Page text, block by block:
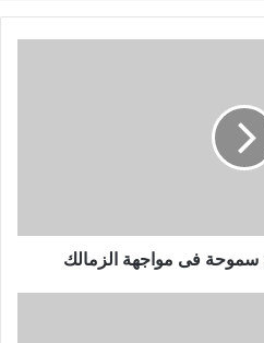
فى مواجهة الزمالك